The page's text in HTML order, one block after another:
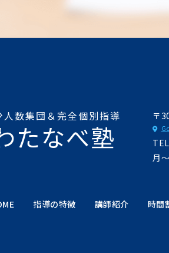
人数集団＆完全個別指導
たなべ塾
〒
月
指導の特徴 講師紹介 時間